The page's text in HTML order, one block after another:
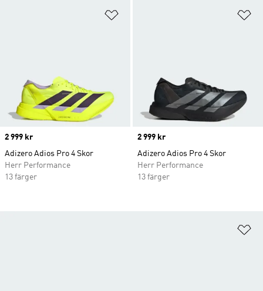
Price
2 999 kr
Adizero Adios Pro 4 Skor
Herr Performance
13 färger
Price
2 999 kr
Adizero Adios Pro 4 Skor
Herr Performance
13 färger